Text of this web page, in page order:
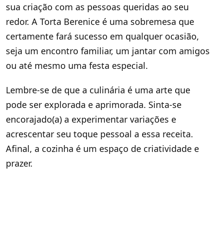
sua criação com as pessoas queridas ao seu
redor. A Torta Berenice é uma sobremesa que
certamente fará sucesso em qualquer ocasião,
seja um encontro familiar, um jantar com amigos
ou até mesmo uma festa especial.
Lembre-se de que a culinária é uma arte que
pode ser explorada e aprimorada. Sinta-se
encorajado(a) a experimentar variações e
acrescentar seu toque pessoal a essa receita.
Afinal, a cozinha é um espaço de criatividade e
prazer.